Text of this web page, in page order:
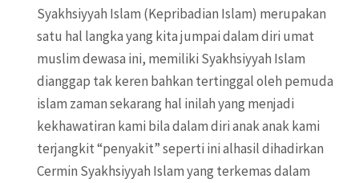
Syakhsiyyah Islam (Kepribadian Islam) merupakan
satu hal langka yang kita jumpai dalam diri umat
muslim dewasa ini, memiliki Syakhsiyyah Islam
dianggap tak keren bahkan tertinggal oleh pemuda
islam zaman sekarang hal inilah yang menjadi
kekhawatiran kami bila dalam diri anak anak kami
terjangkit “penyakit” seperti ini alhasil dihadirkan
Cermin Syakhsiyyah Islam yang terkemas dalam